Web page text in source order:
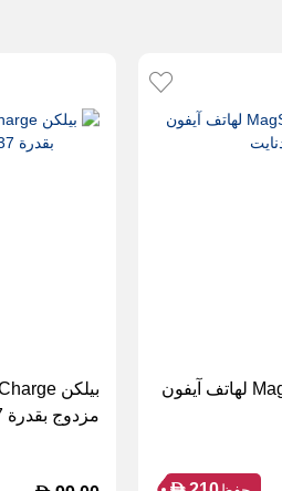
أبل غطاء جلدي مع MagSafe لهاتف آيفون
مزدوج بقدرة 37 واط مع PPS، لون أبيض